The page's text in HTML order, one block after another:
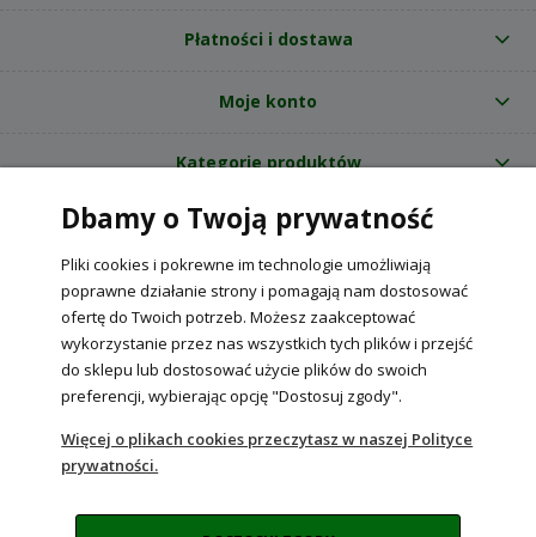
Płatności i dostawa
Moje konto
Kategorie produktów
O nas
Internetowy sklep ogrodniczy z nasionami RajOgrodnika.pl
NIP: 6090037061, REGON: 260240470 | Czarnca, ul. Tęczowa 31, 29-100
Włoszczowa
POKAŻ PEŁNĄ WERSJĘ STRONY
Sklep internetowy Shoper Premium
Dbamy o Twoją prywatność
Pliki cookies i pokrewne im technologie umożliwiają
poprawne działanie strony i pomagają nam dostosować
ofertę do Twoich potrzeb. Możesz zaakceptować
wykorzystanie przez nas wszystkich tych plików i przejść
do sklepu lub dostosować użycie plików do swoich
preferencji, wybierając opcję "Dostosuj zgody".
Więcej o plikach cookies przeczytasz w naszej Polityce
prywatności.